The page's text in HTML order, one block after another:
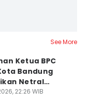
See More
Ketua BPC
Bandung
Netral
Tekanan
22:26 WIB